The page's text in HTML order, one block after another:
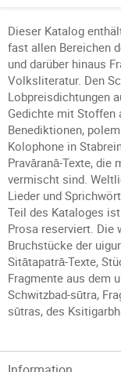
Dieser Katalog
fast allen Bereichen
und darüber hinaus
Volksliteratur. Den
Lobpreisdichtungen
Gedichte mit Stoffen
Benediktionen,
Kolophone in
Pravāranā-Texte, die
vermischt sind.
Lieder und
Teil des Kataloges
Prosa reserviert. Die
Bruchstücke der
Sitātapatrā-Texte,
Fragmente aus dem
Schwitzbad-sūtra,
sūtras, des